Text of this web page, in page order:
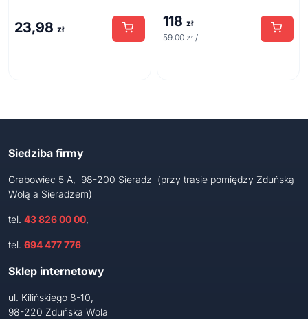
23,98 zł 118 zł
59.00 zł / l
Siedziba firmy
Grabowiec 5 A, 98-200 Sieradz (przy trasie pomiędzy Zduńską
Wolą a Sieradzem)
tel. 43 826 00 00,
tel. 694 477 776
Sklep internetowy
ul. Kilińskiego 8-10,
98-220 Zduńska Wola